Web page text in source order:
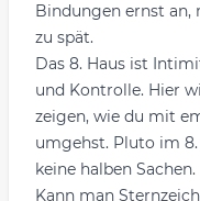
Bindungen ernst an,
zu spät.
Das 8. Haus ist
und Kontrolle. Hier
zeigen, wie du mit
umgehst. Pluto im
keine halben Sachen.
Kann man